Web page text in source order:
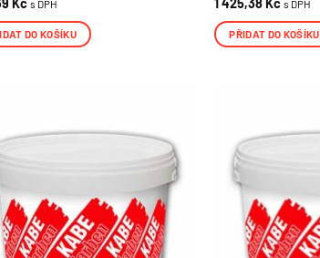
Kč s DPH
DO KOŠÍKU
1 425,38Kč s DPH
PŘIDAT DO KOŠÍKU